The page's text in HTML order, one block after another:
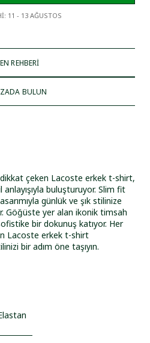
: 11 - 13 AĞUSTOS
REHBERİ
BULUN
çeken Lacoste erkek t-shirt,
buluşturuyor. Slim fit
günlük ve şık stilinize
Göğüste yer alan ikonik timsah
bir dokunuş katıyor. Her
Lacoste erkek t-shirt
bir adım öne taşıyın.